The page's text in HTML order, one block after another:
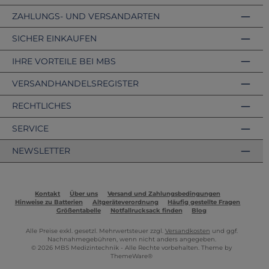
ZAHLUNGS- UND VERSANDARTEN
VERSANDHANDELSREGISTER
SICHER EINKAUFEN
IHRE VORTEILE BEI MBS
RECHTLICHES
SERVICE
NEWSLETTER
Kontakt Über uns
Versand und Zahlungsbedingungen
Hinweise zu Batterien
Altgeräteverordnung
Häufig gestellte Fragen
Größentabelle
Notfallrucksack finden Blog
Alle Preise exkl. gesetzl. Mehrwertsteuer zzgl. Versandkosten und ggf.
Nachnahmegebühren, wenn nicht anders angegeben.
© 2026 MBS Medizintechnik - Alle Rechte vorbehalten. Theme by
ThemeWare®